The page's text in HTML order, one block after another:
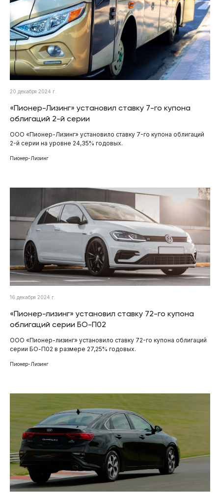
20 декабря 2024 г.
«Пионер-Лизинг» установил ставку 7-го купона
облигаций 2-й серии
ООО «Пионер-Лизинг» установило ставку 7-го купона облигаций
2-й серии на уровне 24,35% годовых.
Пионер-Лизинг
16 декабря 2024 г.
«Пионер-лизинг» установил ставку 72-го купона
облигаций серии БО-П02
ООО «Пионер-лизинг» установило ставку 72-го купона облигаций
серии БО-П02 в размере 27,25% годовых.
Пионер-Лизинг